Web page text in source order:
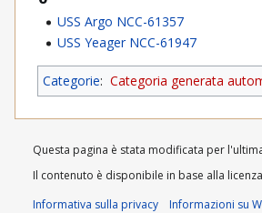
USS Argo NCC-61357
USS Yeager NCC-61947
Categorie: Categoria generata
Questa pagina è stata modificata per
Il contenuto è disponibile in base alla
Informativa sulla privacy
Informazioni su